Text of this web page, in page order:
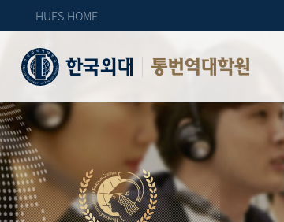
HUFS HOME
통번역대학원